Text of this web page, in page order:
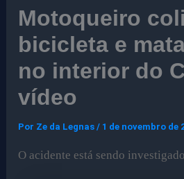
Motoqueiro
bicicleta e
no interior do
vídeo
Por Ze da Legnas/ 1 de novembro de
O acidente está sendo